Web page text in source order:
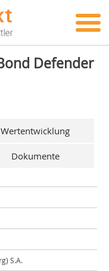
Defender
Wertentwicklung
Dokumente
S.A.